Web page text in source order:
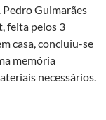
Guimarães
feita pelos 3
casa, concluiu-se
memória
necessários.